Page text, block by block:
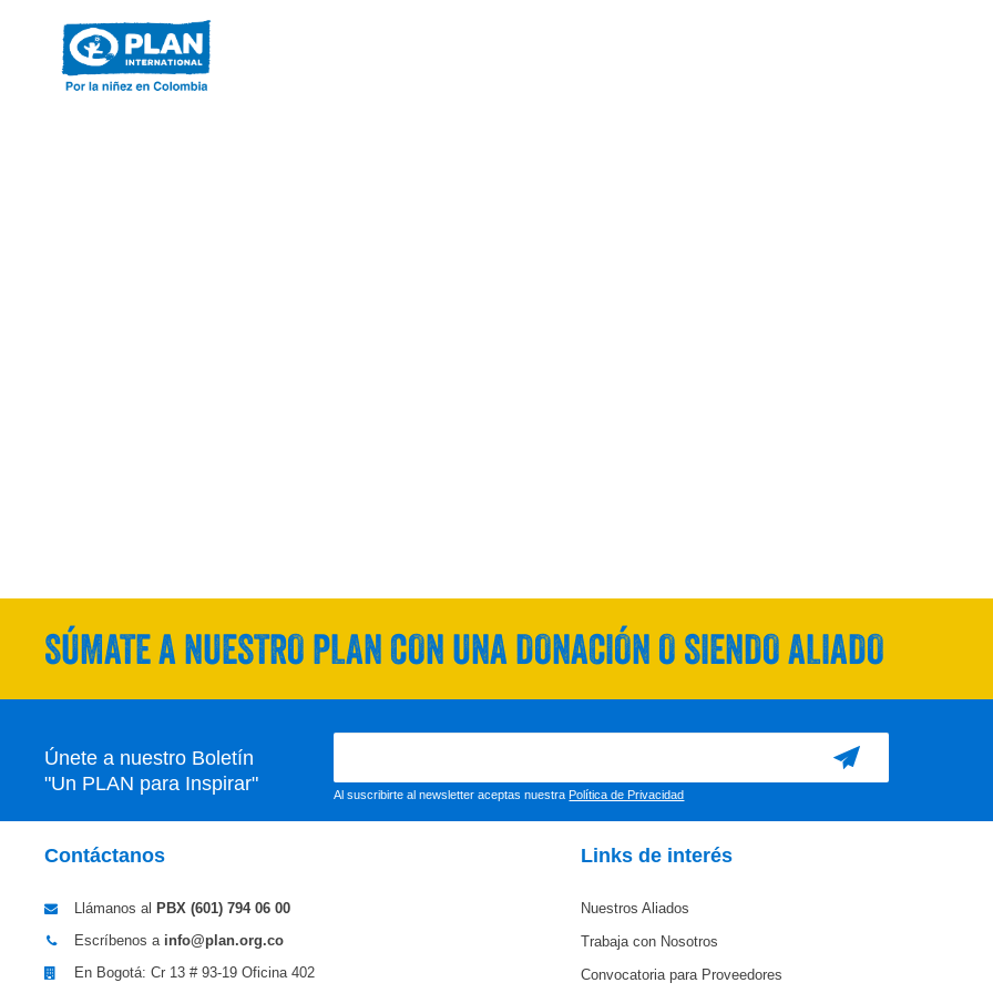
SÚMATE A NUESTRO PLAN CON UNA DONACIÓN O SIENDO ALIADO
Únete a nuestro Boletín
"Un PLAN para Inspirar"
Al suscribirte al newsletter aceptas nuestra Política de Privacidad
Contáctanos
Llámanos al PBX (601) 794 06 00
Escríbenos a info@plan.org.co
En Bogotá: Cr 13 # 93-19 Oficina 402
Links de interés
Nuestros Aliados
Trabaja con Nosotros
Convocatoria para Proveedores